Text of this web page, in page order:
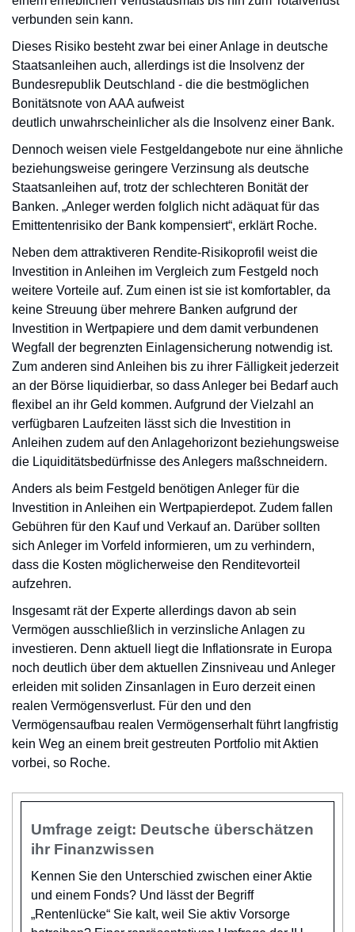
verbunden sein kann.
Dieses Risiko besteht zwar bei einer Anlage in deutsche
Staatsanleihen auch, allerdings ist die Insolvenz der
Bundesrepublik Deutschland - die die bestmöglichen
Bonitätsnote von AAA aufweist
deutlich unwahrscheinlicher als die Insolvenz einer Bank.
Dennoch weisen viele Festgeldangebote nur eine ähnliche
beziehungsweise geringere Verzinsung als deutsche
Staatsanleihen auf, trotz der schlechteren Bonität der
Banken. „Anleger werden folglich nicht adäquat für das
Emittentenrisiko der Bank kompensiert“, erklärt Roche.
Neben dem attraktiveren Rendite-Risikoprofil weist die
Investition in Anleihen im Vergleich zum Festgeld noch
weitere Vorteile auf. Zum einen ist sie ist komfortabler, da
keine Streuung über mehrere Banken aufgrund der
Investition in Wertpapiere und dem damit verbundenen
Wegfall der begrenzten Einlagensicherung notwendig ist.
Zum anderen sind Anleihen bis zu ihrer Fälligkeit jederzeit
an der Börse liquidierbar, so dass Anleger bei Bedarf auch
flexibel an ihr Geld kommen. Aufgrund der Vielzahl an
verfügbaren Laufzeiten lässt sich die Investition in
Anleihen zudem auf den Anlagehorizont beziehungsweise
die Liquiditätsbedürfnisse des Anlegers maßschneidern.
Anders als beim Festgeld benötigen Anleger für die
Investition in Anleihen ein Wertpapierdepot. Zudem fallen
Gebühren für den Kauf und Verkauf an. Darüber sollten
sich Anleger im Vorfeld informieren, um zu verhindern,
dass die Kosten möglicherweise den Renditevorteil
aufzehren.
Insgesamt rät der Experte allerdings davon ab sein
Vermögen ausschließlich in verzinsliche Anlagen zu
investieren. Denn aktuell liegt die Inflationsrate in Europa
noch deutlich über dem aktuellen Zinsniveau und Anleger
erleiden mit soliden Zinsanlagen in Euro derzeit einen
realen Vermögensverlust. Für den und den
Vermögensaufbau realen Vermögenserhalt führt langfristig
kein Weg an einem breit gestreuten Portfolio mit Aktien
vorbei, so Roche.
Umfrage zeigt: Deutsche überschätzen
ihr Finanzwissen
Kennen Sie den Unterschied zwischen einer Aktie
und einem Fonds? Und lässt der Begriff
„Rentenlücke“ Sie kalt, weil Sie aktiv Vorsorge